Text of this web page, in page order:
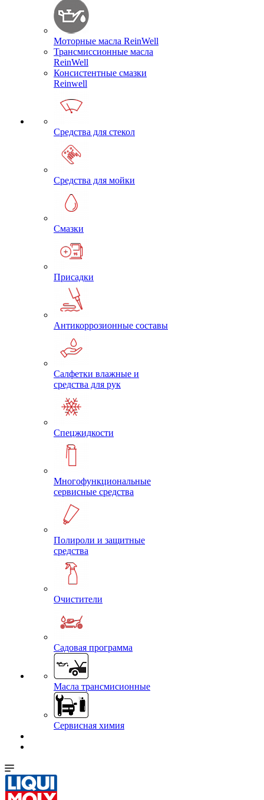
Моторные масла ReinWell
Трансмиссионные масла
ReinWell
Консистентные смазки
Reinwell
Средства для стекол
Средства для мойки
Смазки
Присадки
Антикоррозионные составы
Салфетки влажные и
средства для рук
Спецжидкости
Многофункциональные
сервисные средства
Полироли и защитные
средства
Очистители
Садовая программа
Масла трансмисионные
Сервисная химия